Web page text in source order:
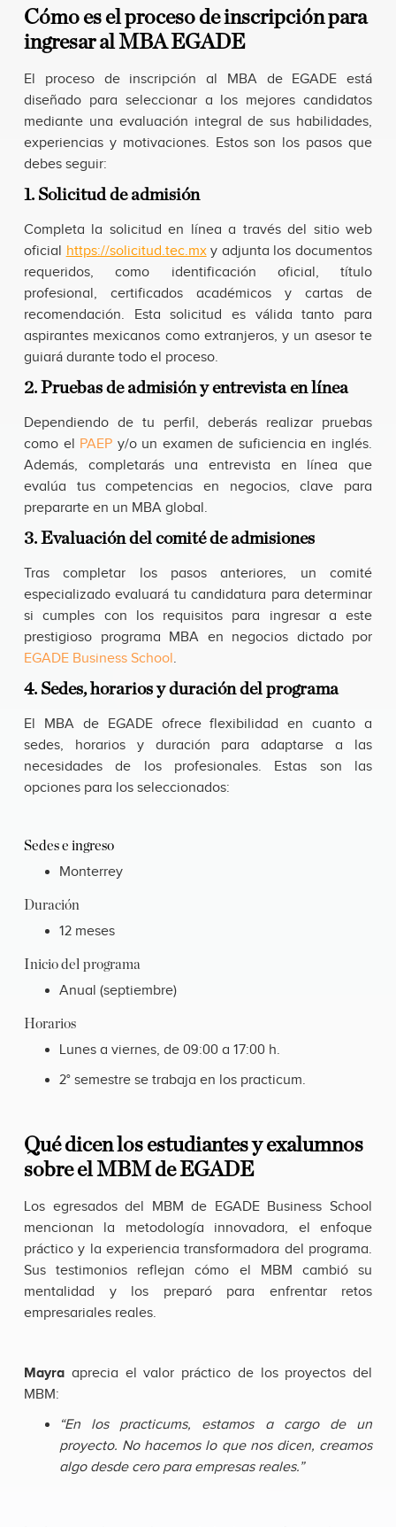
Cómo es el proceso de inscripción para
ingresar al MBA EGADE
El proceso de inscripción al MBA de EGADE está
diseñado para seleccionar a los mejores candidatos
mediante una evaluación integral de sus habilidades,
experiencias y motivaciones. Estos son los pasos que
debes seguir:
1. Solicitud de admisión
Completa la solicitud en línea a través del sitio web
oficial https://solicitud.tec.mxy adjunta los documentos
requeridos, como identificación oficial, título
profesional, certificados académicos y cartas de
recomendación. Esta solicitud es válida tanto para
aspirantes mexicanos como extranjeros, y un asesor te
guiará durante todo el proceso.
2. Pruebas de admisión y entrevista en línea
Dependiendo de tu perfil, deberás realizar pruebas
como el PAEP y/o un examen de suficiencia en inglés.
Además, completarás una entrevista en línea que
evalúa tus competencias en negocios, clave para
prepararte en un MBA global.
3. Evaluación del comité de admisiones
Tras completar los pasos anteriores, un comité
especializado evaluará tu candidatura para determinar
si cumples con los requisitos para ingresar a este
prestigioso programa MBA en negocios dictado por
EGADE Business School.
4. Sedes, horarios y duración del programa
El MBA de EGADE ofrece flexibilidad en cuanto a
sedes, horarios y duración para adaptarse a las
necesidades de los profesionales. Estas son las
opciones para los seleccionados:
Sedes e ingreso
Monterrey
Duración
12 meses
Inicio del programa
Anual (septiembre)
Horarios
Lunes a viernes, de 09:00 a 17:00 h.
2° semestre se trabaja en los practicum.
Qué dicen los estudiantes y exalumnos
sobre el MBM de EGADE
Los egresados del MBM de EGADE Business School
mencionan la metodología innovadora, el enfoque
práctico y la experiencia transformadora del programa.
Sus testimonios reflejan cómo el MBM cambió su
mentalidad y los preparó para enfrentar retos
empresariales reales.
Mayra aprecia el valor práctico de los proyectos del
MBM:
“En los practicums, estamos a cargo de un
proyecto. No hacemos lo que nos dicen, creamos
algo desde cero para empresas reales.”